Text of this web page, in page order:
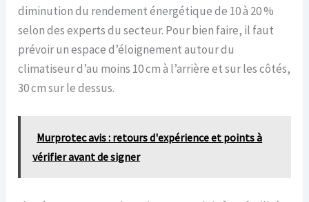
diminution du rendement énergétique de 10 à 20 %
selon des experts du secteur. Pour bien faire, il faut
prévoir un espace d’éloignement autour du
climatiseur d’au moins 10 cm à l’arrière et sur les côtés,
30 cm sur le dessus.
Murprotec avis : retours d'expérience et points à
vérifier avant de signer